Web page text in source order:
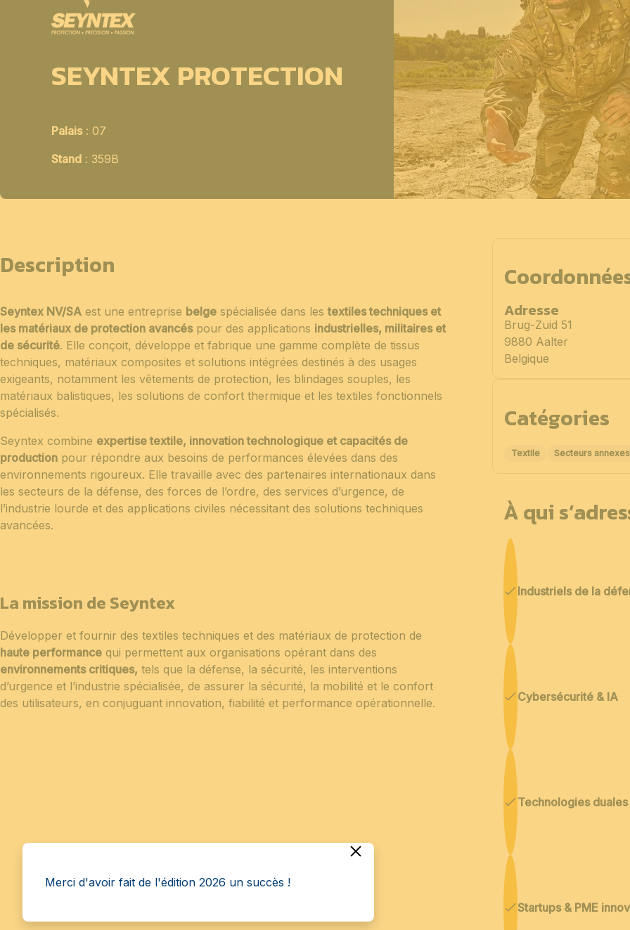
SEYNTEX PROTECTION
Palais: 07
Stand : 359B
Description
Seyntex NV/SA est une entreprise belge spécialisée dans lestextiles techniques et
les matériaux de protection avancéspour des applications industrielles, militaires et
de sécurité. Elle conçoit, développe et fabrique une gamme complète de tissus
techniques, matériaux composites et solutions intégrées destinés à des usages
exigeants, notamment les vêtements de protection, les blindages souples, les
matériaux balistiques, les solutions de confort thermique et les textiles fonctionnels
spécialisés.
Seyntex combine expertise textile, innovation technologique et capacités de
production pour répondre aux besoins de performances élevées dans des
environnements rigoureux. Elle travaille avec des partenaires internationaux dans
les secteurs de la défense, des forces de l’ordre, des services d’urgence, de
l’industrie lourde et des applications civiles nécessitant des solutions techniques
avancées.
La mission de Seyntex
Développer et fournir des textiles techniques et des matériaux de protection de
haute performance qui permettent aux organisations opérant dans des
environnements critiques, tels que la défense, la sécurité, les interventions
d’urgence et l’industrie spécialisée, de assurer la sécurité, la mobilité et le confort
des utilisateurs, en conjuguant innovation, fiabilité et performance opérationnelle.
Adresse
Brug-Zuid 51
9880 Aalter
Belgique
Catégories
Textile Secteurs
À qui
Industriels de la
Cybersécurité & IA
Technologies duales
Startups & PME
Merci d'avoir fait de l'édition 2026 un succès !